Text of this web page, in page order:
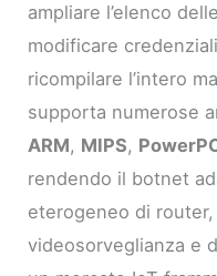
ampliare l’elenco
modificare
ricompilare l’intero
supporta numerose
ARM, MIPS,
rendendo il botnet
eterogeneo di
videosorveglianza e